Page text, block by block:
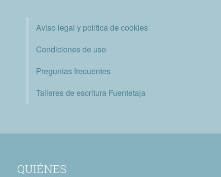
Aviso legal y política de cookies
Condiciones de uso
Preguntas frecuentes
Talleres de escritura Fuentetaja
QUIÉNES